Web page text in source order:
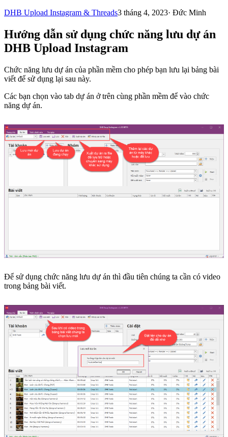
DHB Upload Instagram & Threads3 tháng 4, 2023· Đức Minh
Hướng dẫn sử dụng chức năng lưu dự án
DHB Upload Instagram
Chức năng lưu dự án của phần mềm cho phép bạn lưu lại bảng bài
viết để sử dụng lại sau này.
Các bạn chọn vào tab dự án ở trên cùng phần mềm để vào chức
năng dự án.
Để sử dụng chức năng lưu dự án thì đầu tiên chúng ta cần có video
trong bảng bài viết.